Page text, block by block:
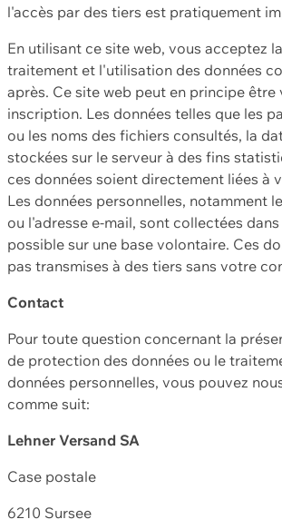
l'accès par des tiers est pratiquement
En utilisant ce site web, vous acceptez
traitement et l'utilisation des données
après. Ce site web peut en principe être
inscription. Les données telles que les
ou les noms des fichiers consultés, la
stockées sur le serveur à des fins
ces données soient directement liées à
Les données personnelles, notamment
ou l'adresse e-mail, sont collectées
possible sur une base volontaire. Ces
pas transmises à des tiers sans votre
Contact
Pour toute question concernant la
de protection des données ou le
données personnelles, vous pouvez
comme suit:
Lehner Versand SA
Case postale
6210 Sursee